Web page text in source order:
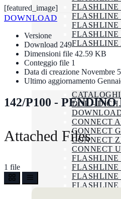
FLASHLINE
FLASHLINE
FLASHLINE
FLASHLINE
FLASHLINE
AZIENDA
SMALTIMENTO
CERTIFICAZIONI
DOWNLOAD
DOP –
CONNECT
CONNECT
CONNECT
CONNECT
FLASHLINE
FLASHLINE
FLASHLINE
FLASHLINE
FLASHLINE
[featured_image]
DOWNLOAD
Versione
Download 249
Dimensioni file 42.59 KB
Conteggio file 1
Data di creazione Novembre
Ultimo aggiornamento
142/P100 -
Attached Files
1 file